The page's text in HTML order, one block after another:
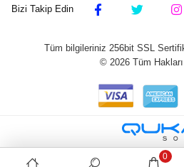
Bizi Takip Edin
Tüm bilgileriniz 256bit SSL
© 2026Tüm Hakları
0